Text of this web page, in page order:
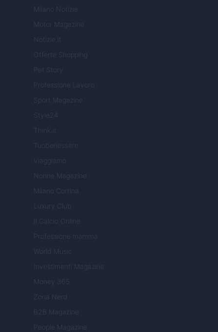
Milano Notizie
Motor Magazine
Notizie.it
Offerte Shopping
Pet Story
Professione Lavoro
Sport Magazine
Style24
Think.it
Tuobenessere
Viaggiamo
Nonne Magazine
Milano Cortina
Luxury Club
Il Calcio Online
Professione mamma
World Music
Investimenti Magazine
Money 365
Zona Nerd
B2B Magazine
People Magazine